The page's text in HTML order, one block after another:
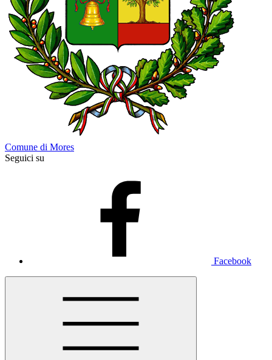
Comune di Mores
Seguici su
Facebook